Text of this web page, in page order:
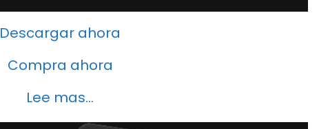
Descargar ahora
Compra ahora
Lee mas...